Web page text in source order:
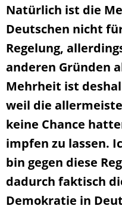
Natürlich ist die
Deutschen nicht
Regelung,
anderen Gründen
Mehrheit ist
weil die
keine Chance
impfen zu lassen.
bin gegen diese
dadurch faktisch
Demokratie in